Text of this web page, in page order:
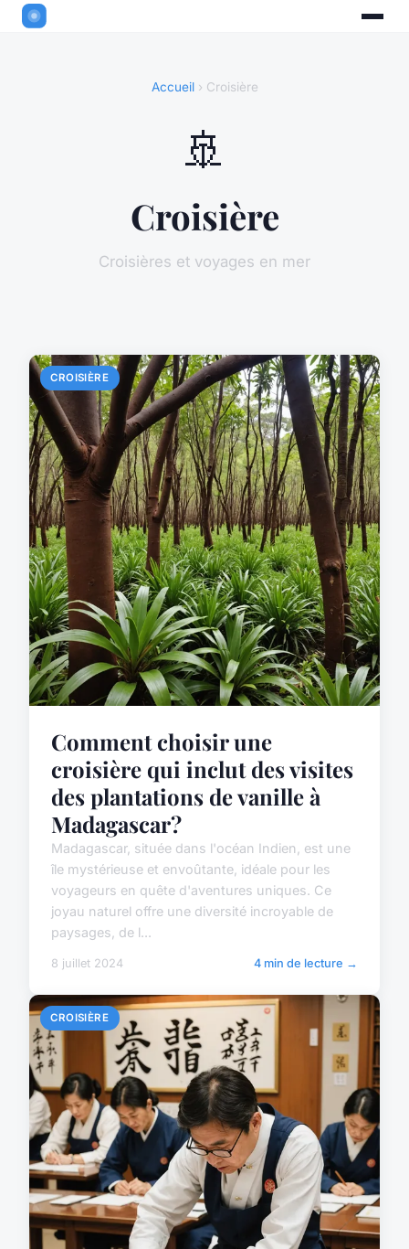
Accueil› Croisière
🚢
Croisière
Croisières et voyages en mer
CROISIÈRE
Comment choisir une
croisière qui inclut des visites
des plantations de vanille à
Madagascar?
Madagascar, située dans l'océan Indien, est une
île mystérieuse et envoûtante, idéale pour les
voyageurs en quête d'aventures uniques. Ce
joyau naturel offre une diversité incroyable de
paysages, de l...
8 juillet 2024 4 min de lecture →
CROISIÈRE